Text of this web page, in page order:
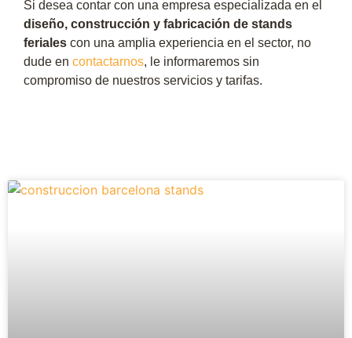
Si desea contar con una empresa especializada en el
diseño, construcción y fabricación de stands
feriales con una amplia experiencia en el sector, no
dude en contactarnos, le informaremos sin
compromiso de nuestros servicios y tarifas.